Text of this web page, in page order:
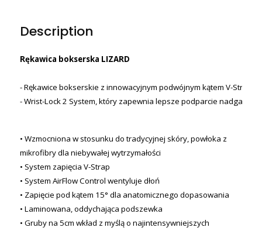
Description
Rękawica bokserska LIZARD
- Rękawice bokserskie z innowacyjnym podwójnym kątem V-Strap
- Wrist-Lock 2 System, który zapewnia lepsze podparcie
• Wzmocniona w stosunku do tradycyjnej skóry, powłoka z
mikrofibry dla niebywałej wytrzymałości
• System zapięcia V-Strap
• System AirFlow Control wentyluje dłoń
• Zapięcie pod kątem 15° dla anatomicznego dopasowania
• Laminowana, oddychająca podszewka
• Gruby na 5cm wkład z myślą o najintensywniejszych